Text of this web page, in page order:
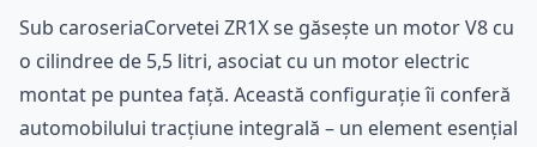
Sub caroseriaCorvetei ZR1X se găsește un motor V8 cu
o cilindree de 5,5 litri, asociat cu un motor electric
montat pe puntea față. Această configurație îi conferă
automobilului tracțiune integrală – un element esențial